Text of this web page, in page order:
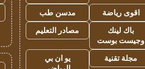
اقوى رياضة
مدسن طب
باك لينك
وجيست بوست
مصادر التعليم
مجلة تقنية
يو ان بي